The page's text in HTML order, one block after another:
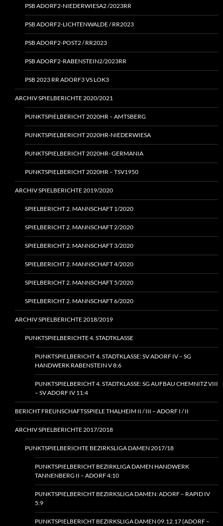
PSB ADORF2-NIEDERWIESA2 /2023RR
PSB ADORF2-LICHTENWALDE / RR2023
PSB ADORF2-POST2 / RR2023
PSB ADORF2-RABENSTEIN2/2023RR
PSB 2023 RR ADORF3 VS LOK3
ARCHIV SPIELBERICHTE 2020/2021
PUNKTSPIELBERICHT 2020HR – AMTSBERG
PUNKTSPIELBERICHT 2020HR-NIEDERWIESA
PUNKTSPIELBERICHT 2020HR- GERMANIA
PUNKTSPIELBERICHT 2020HR – TSV1950
ARCHIV SPIELBERICHTE 2019/2020
SPIELBERICHT 2. MANNSCHAFT 1/2020
SPIELBERICHT 2. MANNSCHAFT 2/2020
SPIELBERICHT 2. MANNSCHAFT 3/2020
SPIELBERICHT 2. MANNSCHAFT 4/2020
SPIELBERICHT 2. MANNSCHAFT 5/2020
SPIELBERICHT 2. MANNSCHAFT 6/2020
ARCHIV SPIELBERICHTE 2018/2019
PUNKTSPIELBERICHTE 4. STADTKLASSE
PUNKTSPIELBERICHT 4. STADTKLASSE: SV ADORF IV – SG
HANDWERK RABENSTEIN V 8:6
PUNKTSPIELBERICHT 4. STADTKLASSE: SG AUFBAU CHEMNITZ VIII
– SV ADORF IV 11:4
BERICHT FREUNSCHAFTSSPIELE THALHEIM II / III – ADORF I / II
ARCHIV SPIELBERICHTE 2017/2018
PUNKTSPIELBERICHTE BEZIRKSLIGA DAMEN 2017/18
PUNKTSPIELBERICHT BEZIRKLIGA DAMEN HANDWERK
TANNENBERG II – ADORF 4:10
PUNKTSPIELBERICHT BEZIRKSLIGA DAMEN: ADORF – RAPID IV
5:9
PUNKTSPIELBERICHT BEZIRKSLIGA DAMEN 09.12.17 (ADORF –